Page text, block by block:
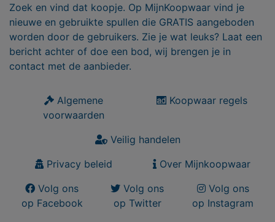
Zoek en vind dat koopje. Op MijnKoopwaar vind je
nieuwe en gebruikte spullen die GRATIS aangeboden
worden door de gebruikers. Zie je wat leuks? Laat een
bericht achter of doe een bod, wij brengen je in
contact met de aanbieder.
Algemene
voorwaarden
Koopwaar regels
Veilig handelen
Privacy beleid
Over Mijnkoopwaar
Volg ons
op Facebook
Volg ons
op Twitter
Volg ons
op Instagram